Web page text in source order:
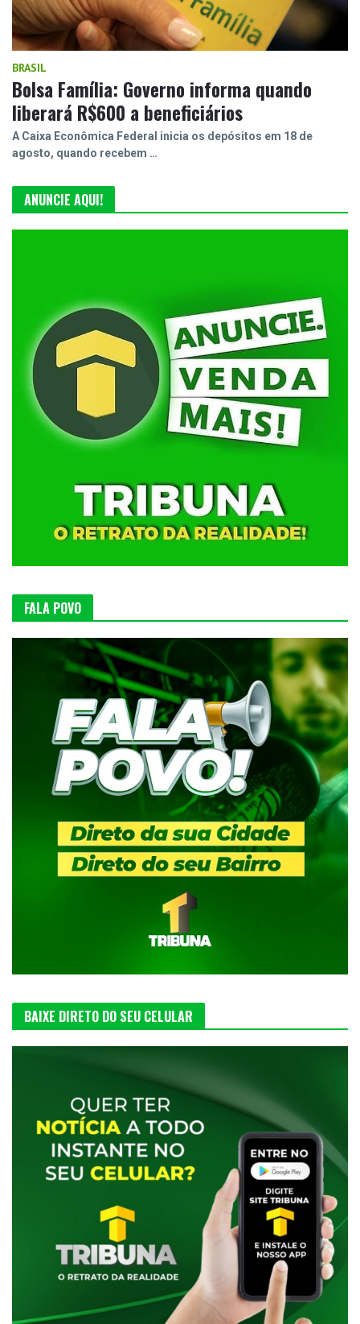
BRASIL
Bolsa Família: Governo informa quando
liberará R$600 a beneficiários
A Caixa Econômica Federal inicia os depósitos em 18 de
agosto, quando recebem …
ANUNCIE AQUI!
FALA POVO
BAIXE DIRETO DO SEU CELULAR